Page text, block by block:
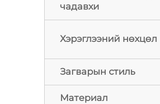
чадавхи
Хэрэглээний нөхцөл
Загварын стиль
Материал